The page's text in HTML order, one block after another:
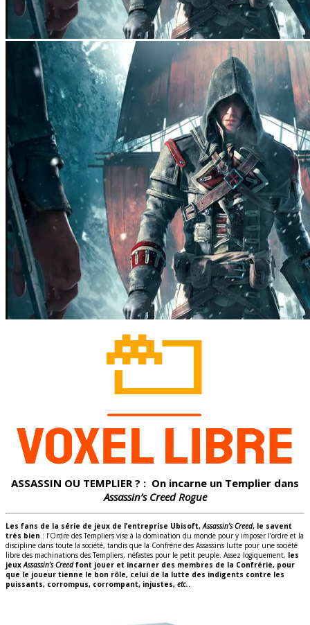
ASSASSIN OU TEMPLIER ? : On incarne un Templier dans
Assassin’s Creed Rogue
Les fans de la série de jeux de l’entreprise Ubisoft, Assassin’s Creed, le savent
très bien : l’Ordre des Templiers vise à la domination du monde pour y imposer l’ordre et la
discipline dans toute la société, tandis que la Confrérie des Assassins lutte pour une société
libre des machinations des Templiers, néfastes pour le petit peuple. Assez logiquement, les
jeux Assassin’s Creedfont jouer et incarner des membres de la Confrérie, pour
que le joueur tienne le bon rôle, celui de la lutte des indigents contre les
puissants, corrompus, corrompant, injustes, etc..